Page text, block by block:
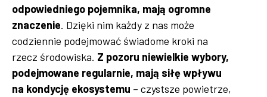
odpowiedniego pojemnika, mają ogromne
znaczenie. Dzięki nim każdy z nas może
codziennie podejmować świadome kroki na
rzecz środowiska. Z pozoru niewielkie wybory,
podejmowane regularnie, mają siłę wpływu
na kondycję ekosystemu – czystsze powietrze,